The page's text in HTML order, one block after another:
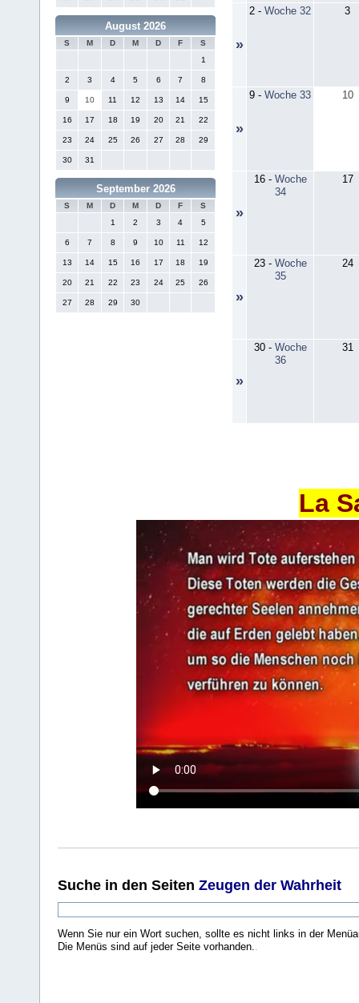
August 2026
S M D M D F
S
1
2 3 4 5 6 7 8
9 10 11 12 13 14 15
16 17 18 19 20 21 22
23 24 25 26 27 28 29
30 31
September 2026
S M D M D F
S
1
2 3 4 5
6 7 8 9 10 11 12
13 14 15 16 17 18 19
20 21 22 23 24 25 26
27 28 29 30
»
2 - Woche 32 3
»
9 - Woche 33 10
»
16- Woche
34
17
»
23- Woche
35
24
»
30- Woche
36
31
La
Suche in den Seiten Zeugen der Wahrheit
Wenn Sie nur ein Wort suchen, sollte es nicht links in der
Die Menüs sind auf jeder Seite vorhanden.